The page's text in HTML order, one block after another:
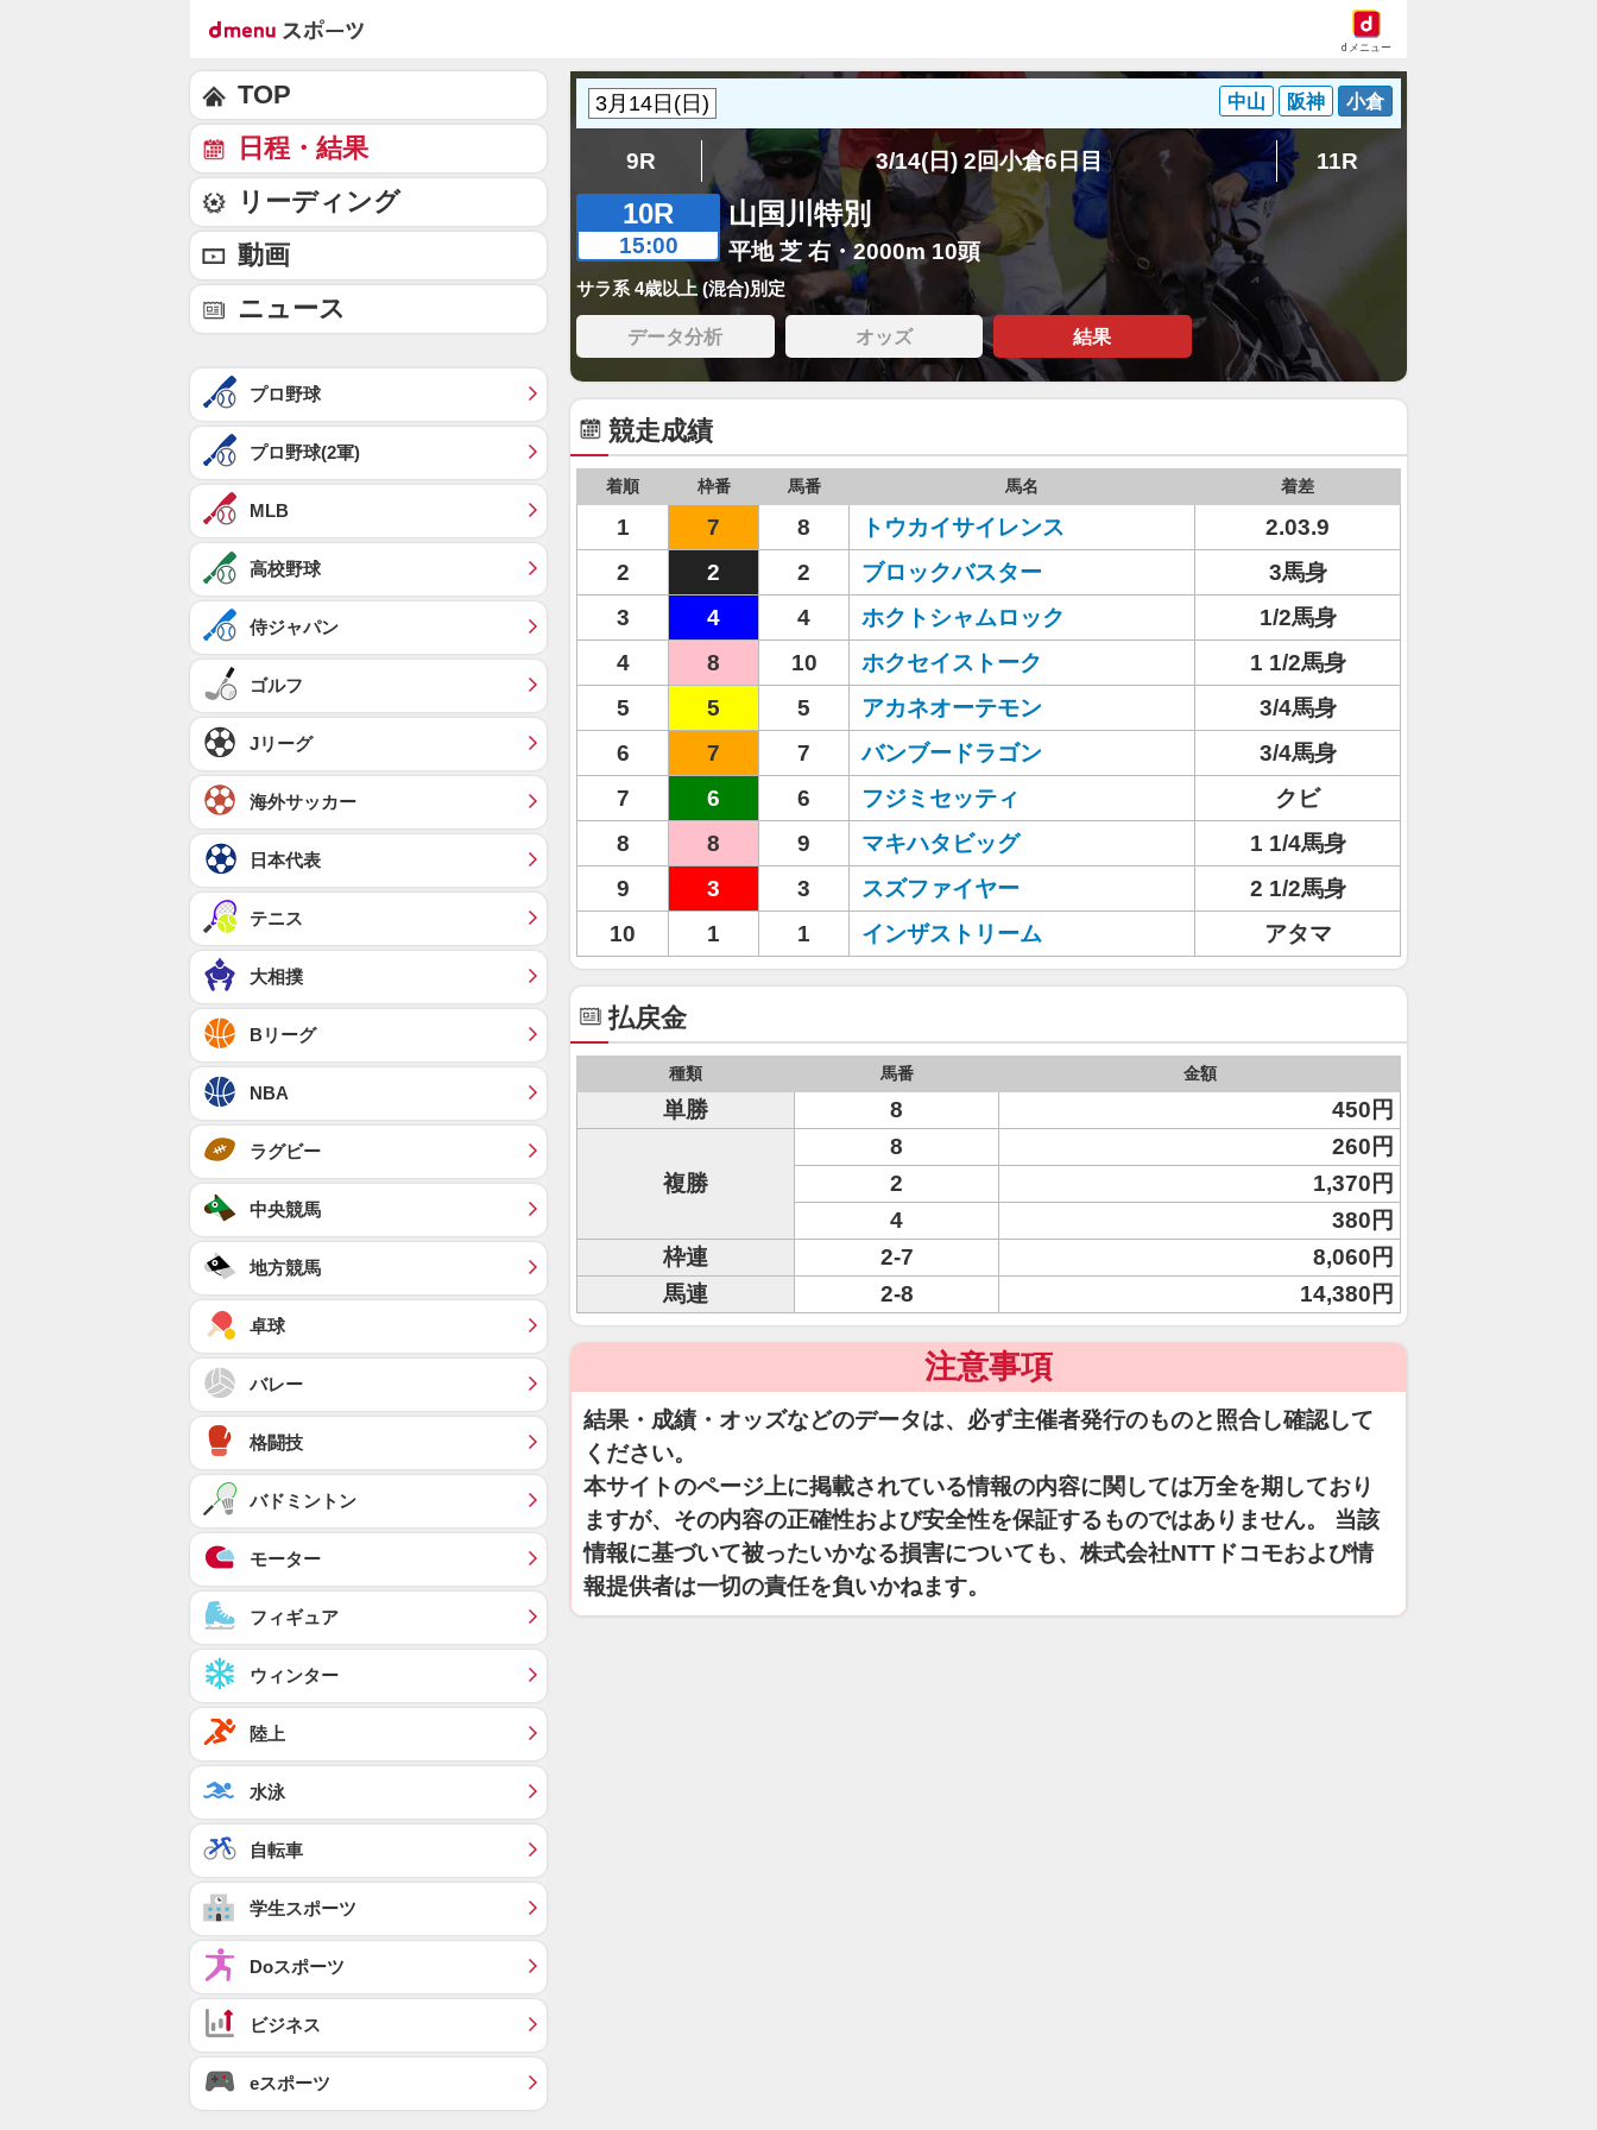
dメニュー
中山 阪神 小倉
9R 3/14(日) 2回小倉6日目 11R
10R
15:00
山国川特別
平地 芝 右・2000m 10頭
サラ系 4歳以上 (混合)別定
データ分析 オッズ 結果
競走成績
着順 枠番 馬番 馬名 着差
1 7 8 トウカイサイレンス
2.03.9
2
2 2 ブロックバスター
3馬身
3
4 4 ホクトシャムロック
1/2馬身
4
8 10 ホクセイストーク
1 1/2馬身
5
5 5 アカネオーテモン
3/4馬身
6
7 7 バンブードラゴン
3/4馬身
7
6 6 フジミセッティ
クビ
8
8 9 マキハタビッグ
1 1/4馬身
9
3 3 スズファイヤー
2 1/2馬身
10
1 1 インザストリーム アタマ
払戻金
種類 馬番 金額
単勝 8 450円
複勝
8
260円
2
1,370円
4
380円
枠連
2-7
8,060円
馬連
2-8 14,380円
注意事項
結果・成績・オッズなどのデータは、必ず主催者発行のものと照合し確認して
ください。
本サイトのページ上に掲載されている情報の内容に関しては万全を期しており
ますが、その内容の正確性および安全性を保証するものではありません。 当該
情報に基づいて被ったいかなる損害についても、株式会社NTTドコモおよび情
報提供者は一切の責任を負いかねます。
TOP
日程・結果
リーディング
動画
ニュース
プロ野球
プロ野球(2軍)
MLB
高校野球
侍ジャパン
ゴルフ
Jリーグ
海外サッカー
日本代表
テニス
大相撲
Bリーグ
NBA
ラグビー
中央競馬
地方競馬
卓球
バレー
格闘技
バドミントン
モーター
フィギュア
ウィンター
陸上
水泳
自転車
学生スポーツ
Doスポーツ
ビジネス
eスポーツ